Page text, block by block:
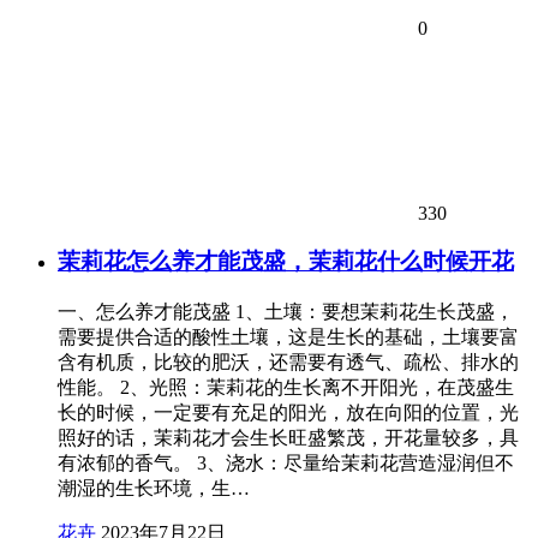
0
330
茉莉花怎么养才能茂盛，茉莉花什么时候开花
一、怎么养才能茂盛 1、土壤：要想茉莉花生长茂盛，
需要提供合适的酸性土壤，这是生长的基础，土壤要富
含有机质，比较的肥沃，还需要有透气、疏松、排水的
性能。 2、光照：茉莉花的生长离不开阳光，在茂盛生
长的时候，一定要有充足的阳光，放在向阳的位置，光
照好的话，茉莉花才会生长旺盛繁茂，开花量较多，具
有浓郁的香气。 3、浇水：尽量给茉莉花营造湿润但不
潮湿的生长环境，生…
花卉 2023年7月22日